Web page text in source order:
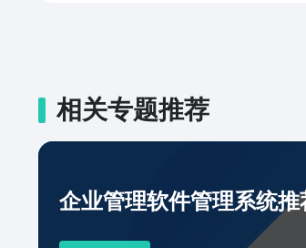
间共享无需多次
文件修改实时同
操作审计，安全
作邮件，还可一
富的办公应用【
审批、汇报、公
应用】为企业
相关专题推荐
企业管理软件管理系统推